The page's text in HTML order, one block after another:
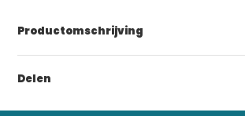
Productomschrijving
Delen